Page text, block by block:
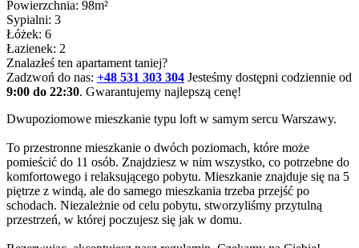
Powierzchnia: 98m²
Sypialni: 3
Łóżek: 6
Łazienek: 2
Znalazłeś ten apartament taniej?
Zadzwoń do nas: +48 531 303 304 Jesteśmy dostępni codziennie od
9:00 do 22:30. Gwarantujemy najlepszą cenę!
Dwupoziomowe mieszkanie typu loft w samym sercu Warszawy.
To przestronne mieszkanie o dwóch poziomach, które może
pomieścić do 11 osób. Znajdziesz w nim wszystko, co potrzebne do
komfortowego i relaksującego pobytu. Mieszkanie znajduje się na 5
piętrze z windą, ale do samego mieszkania trzeba przejść po
schodach. Niezależnie od celu pobytu, stworzyliśmy przytulną
przestrzeń, w której poczujesz się jak w domu.